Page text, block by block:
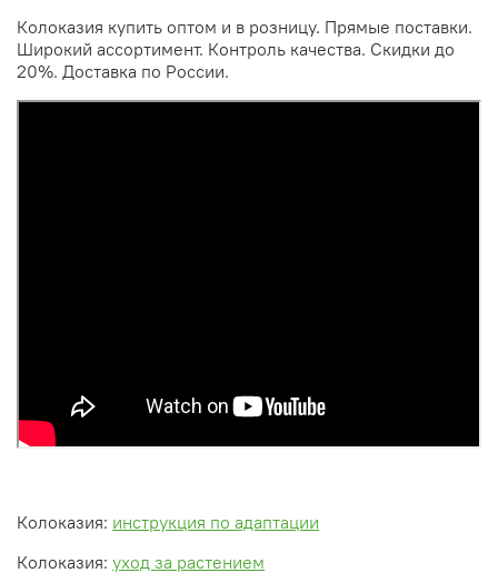
Колоказия купить оптом и в розницу. Прямые поставки.
Широкий ассортимент. Контроль качества. Скидки до
20%. Доставка по России.
Колоказия: инструкция по адаптации
Колоказия: уход за растением